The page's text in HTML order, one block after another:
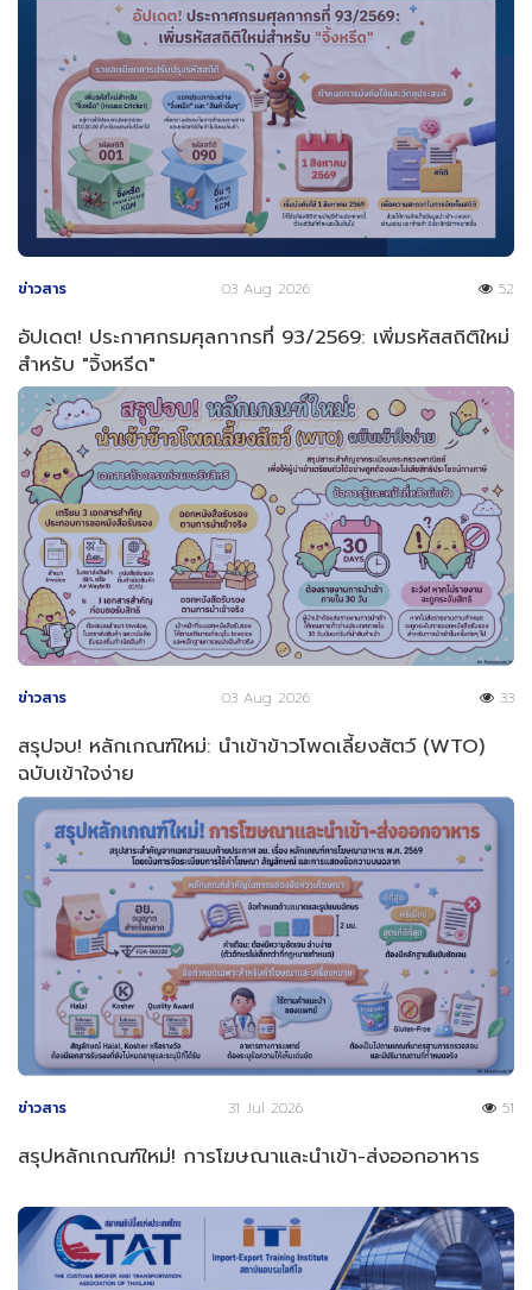
ข่าวสาร 03 Aug 2026 52
อัปเดต! ประกาศกรมศุลกากรที่ 93/2569: เพิ่มรหัสสถิติใหม่
สำหรับ "จิ้งหรีด"
ข่าวสาร 03 Aug 2026 33
สรุปจบ! หลักเกณฑ์ใหม่: นำเข้าข้าวโพดเลี้ยงสัตว์ (WTO)
ฉบับเข้าใจง่าย
ข่าวสาร 31 Jul 2026 51
สรุปหลักเกณฑ์ใหม่! การโฆษณาและนำเข้า-ส่งออกอาหาร